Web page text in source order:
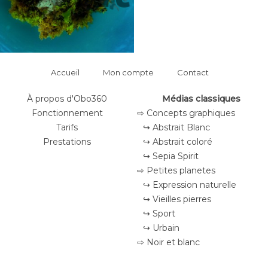
Accueil Mon compte Contact
À propos d'Obo360
Fonctionnement
Tarifs
Prestations
Médias classiques
⇨ Concepts graphiques
↪ Abstrait Blanc
↪ Abstrait coloré
↪ Sepia Spirit
⇨ Petites planetes
↪ Expression naturelle
↪ Vieilles pierres
↪ Sport
↪ Urbain
⇨ Noir et blanc